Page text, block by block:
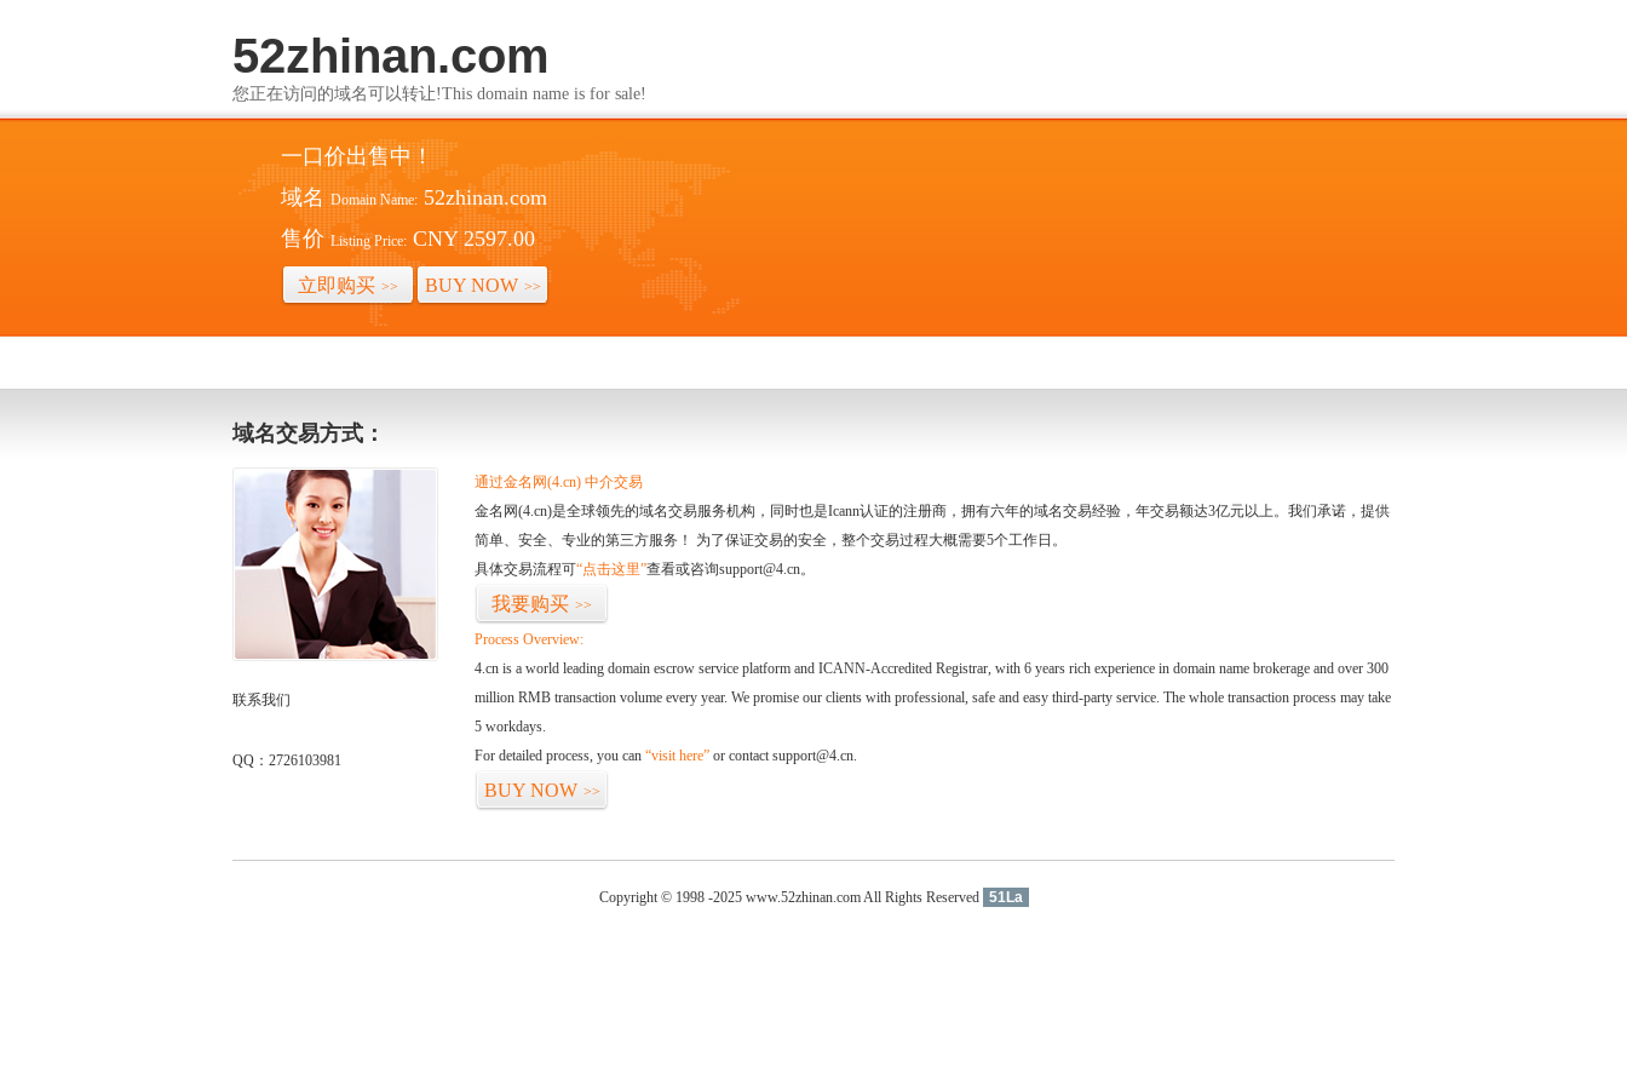
52zhinan.com
您正在访问的域名可以转让!This domain name is for sale!
一口价出售中！
域名 Domain Name: 52zhinan.com
售价 Listing Price: CNY 2597.00
立即购买 >> BUY NOW >>
域名交易方式：
联系我们
QQ：2726103981
通过金名网(4.cn) 中介交易
金名网(4.cn)是全球领先的域名交易服务机构，同时也是Icann认证的注册商，拥有六年的域名交易经验，年交易额达3亿元以上。我们承诺，提供
简单、安全、专业的第三方服务！ 为了保证交易的安全，整个交易过程大概需要5个工作日。
具体交易流程可“点击这里”查看或咨询support@4.cn。
我要购买 >>
Process Overview:
4.cn is a world leading domain escrow service platform and ICANN-Accredited Registrar, with 6 years rich experience in domain name brokerage and over 300
million RMB transaction volume every year. We promise our clients with professional, safe and easy third-party service. The whole transaction process may take
5 workdays.
For detailed process, you can “visit here” or contact support@4.cn.
BUY NOW >>
Copyright © 1998 -2025 www.52zhinan.com All Rights Reserved 51La